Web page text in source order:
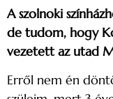
A szolnoki
de tudom, hogy
vezetett az utad
Erről nem én